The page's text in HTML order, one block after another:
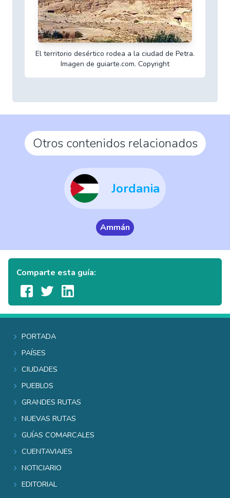
El territorio desértico rodea a la ciudad de Petra.
Imagen de guiarte.com. Copyright
Otros contenidos relacionados
Jordania
Ammán
Comparte esta guía:
Portada
Países
Ciudades
Pueblos
Grandes rutas
Nuevas rutas
Guías comarcales
Cuentaviajes
Noticiario
Editorial